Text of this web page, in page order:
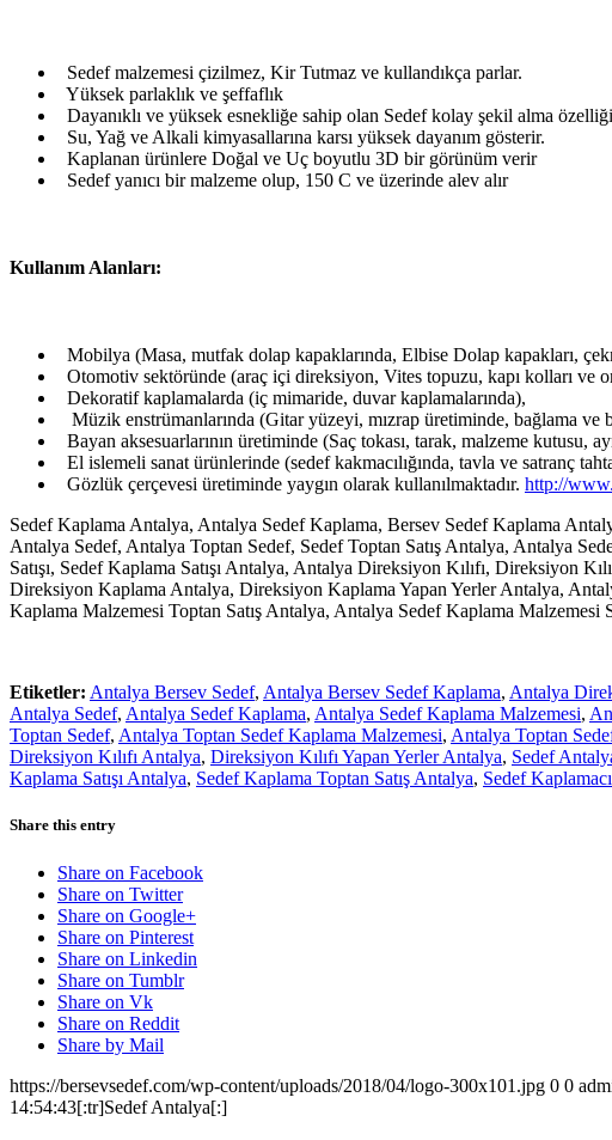
Sedef malzemesi çizilmez, Kir Tutmaz ve kullandıkça parlar.
Yüksek parlaklık ve şeffaflık
Dayanıklı ve yüksek esnekliğe sahip olan Sedef kolay şekil alma
Su, Yağ ve Alkali kimyasallarına karsı yüksek dayanım gösterir.
Kaplanan ürünlere Doğal ve Uç boyutlu 3D bir görünüm verir
Sedef yanıcı bir malzeme olup, 150 C ve üzerinde alev alır
Kullanım Alanları:
Mobilya (Masa, mutfak dolap kapaklarında, Elbise Dolap kapakları,
Otomotiv sektöründe (araç içi direksiyon, Vites topuzu, kapı kolları ve
Dekoratif kaplamalarda (iç mimaride, duvar kaplamalarında),
Müzik enstrümanlarında (Gitar yüzeyi, mızrap üretiminde, bağlama ve
Bayan aksesuarlarının üretiminde (Saç tokası, tarak, malzeme kutusu,
El islemeli sanat ürünlerinde (sedef kakmacılığında, tavla ve satranç
Gözlük çerçevesi üretiminde yaygın olarak kullanılmaktadır. http://
Sedef Kaplama Antalya, Antalya Sedef Kaplama, Bersev Sedef Kaplama
Antalya Sedef, Antalya Toptan Sedef, Sedef Toptan Satış Antalya, Antalya
Satışı, Sedef Kaplama Satışı Antalya, Antalya Direksiyon Kılıfı, Direksiyon
Direksiyon Kaplama Antalya, Direksiyon Kaplama Yapan Yerler Antalya,
Kaplama Malzemesi Toptan Satış Antalya, Antalya Sedef Kaplama Malzemesi
Etiketler: Antalya Bersev Sedef, Antalya Bersev Sedef Kaplama, Antalya
Antalya Sedef, Antalya Sedef Kaplama, Antalya Sedef Kaplama Malzemesi,
Toptan Sedef, Antalya Toptan Sedef Kaplama Malzemesi, Antalya Toptan
Direksiyon Kılıfı Antalya, Direksiyon Kılıfı Yapan Yerler Antalya, Sedef
Kaplama Satışı Antalya, Sedef Kaplama Toptan Satış Antalya, Sedef
Share this entry
Share on Facebook
Share on Twitter
Share on Google+
Share on Pinterest
Share on Linkedin
Share on Tumblr
Share on Vk
Share on Reddit
Share by Mail
https://bersevsedef.com/wp-content/uploads/2018/04/logo-300x101.jpg 0 0
14:54:43[:tr]Sedef Antalya[:]